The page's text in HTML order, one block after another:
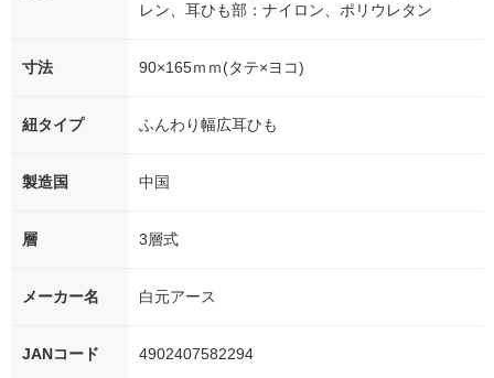
レン、耳ひも部：ナイロン、ポリウレタン
寸法 90×165ｍｍ(タテ×ヨコ)
紐タイプ ふんわり幅広耳ひも
製造国 中国
層 3層式
メーカー名 白元アース
JANコード 4902407582294